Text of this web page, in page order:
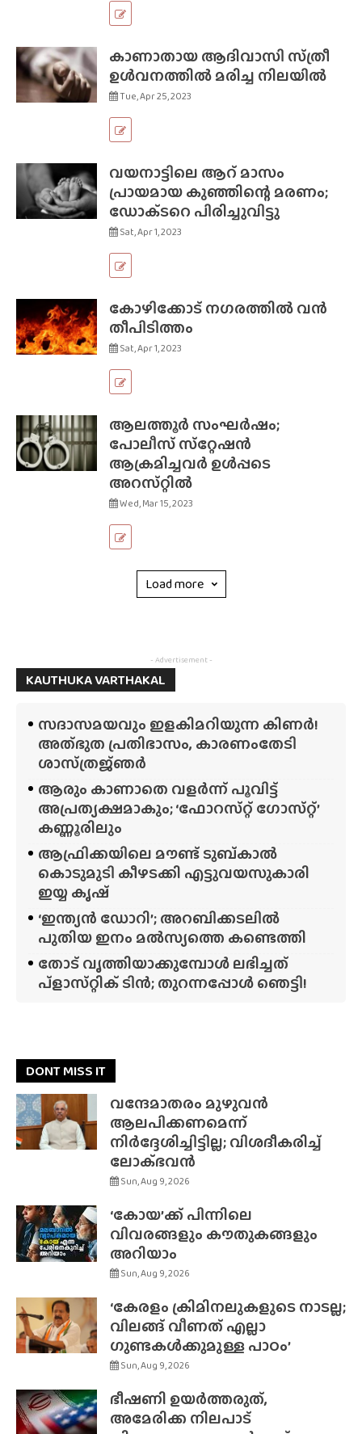
കാണാതായ ആദിവാസി സ്‌ത്രീ
ഉൾവനത്തിൽ മരിച്ച നിലയിൽ
Tue, Apr 25, 2023
വയനാട്ടിലെ ആറ് മാസം
പ്രായമായ കുഞ്ഞിന്റെ മരണം;
ഡോക്‌ടറെ പിരിച്ചുവിട്ടു
Sat, Apr 1, 2023
കോഴിക്കോട് നഗരത്തിൽ വൻ
തീപിടിത്തം
Sat, Apr 1, 2023
ആലത്തൂർ സംഘർഷം;
പോലീസ് സ്‌റ്റേഷൻ
ആക്രമിച്ചവർ ഉൾപ്പടെ
അറസ്‌റ്റിൽ
Wed, Mar 15, 2023
Load more
- Advertisement -
KAUTHUKA VARTHAKAL
സദാസമയവും ഇളകിമറിയുന്ന കിണർ!
അത്‌ഭുത പ്രതിഭാസം, കാരണംതേടി
ശാസ്‌ത്രജ്‌ഞർ
ആരും കാണാതെ വളർന്ന് പൂവിട്ട്
അപ്രത്യക്ഷമാകും; ‘ഫോറസ്‌റ്റ്‌ ഗോസ്‌റ്റ്’
കണ്ണൂരിലും
ആഫ്രിക്കയിലെ മൗണ്ട് ടുബ്‌കാൽ
കൊടുമുടി കീഴടക്കി എട്ടുവയസുകാരി
ഇയ്യ കൃഷ്
‘ഇന്ത്യൻ ഡോറി’; അറബിക്കടലിൽ
പുതിയ ഇനം മൽസ്യത്തെ കണ്ടെത്തി
തോട് വൃത്തിയാക്കുമ്പോൾ ലഭിച്ചത്
പ്‌ളാസ്‌റ്റിക് ടിൻ; തുറന്നപ്പോൾ ഞെട്ടി!
DONT MISS IT
വന്ദേമാതരം മുഴുവൻ
ആലപിക്കണമെന്ന്
നിർദ്ദേശിച്ചിട്ടില്ല; വിശദീകരിച്ച്
ലോക്‌ഭവൻ
Sun, Aug 9, 2026
‘കോയ’ക്ക് പിന്നിലെ
വിവരങ്ങളും കൗതുകങ്ങളും
അറിയാം
Sun, Aug 9, 2026
‘കേരളം ക്രിമിനലുകളുടെ നാടല്ല;
വിലങ്ങ് വീണത് എല്ലാ
ഗുണ്ടകൾക്കുമുള്ള പാഠം’
Sun, Aug 9, 2026
ഭീഷണി ഉയർത്തരുത്,
അമേരിക്ക നിലപാട്